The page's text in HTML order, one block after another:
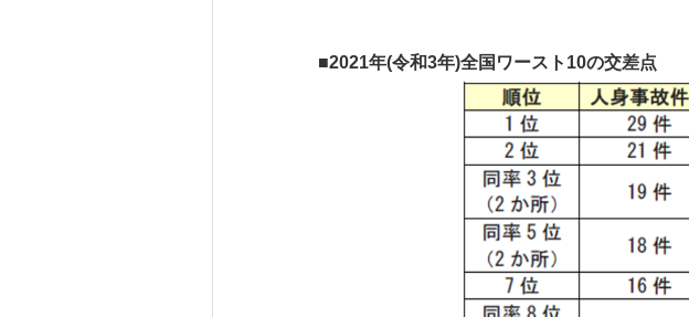
■2021年(令和3年)全国ワースト 10の交差点